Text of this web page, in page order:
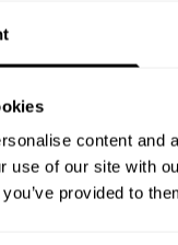
content and
use of our site with
provided to